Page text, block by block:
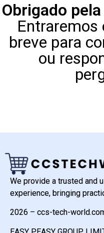
Obrigado
breve para
ou
We provide a trusted and
experience, bringing
2026 – ccs-tech-